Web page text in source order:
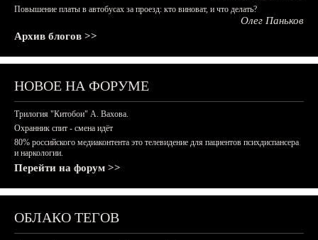
Повышение платы в автобусах за проезд: кто виноват, и что делать?
Олег Паньков
Архив блогов >>
НОВОЕ НА ФОРУМЕ
Трилогия "Китобои" А. Вахова.
Охранник спит - смена идёт
80% российского медиаконтента это телевидение для пациентов психдиспансера
и наркологии.
Перейти на форум >>
ОБЛАКО ТЕГОВ